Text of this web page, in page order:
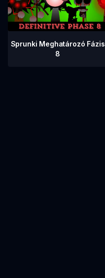
Sprunki Meghatározó Fázis
8